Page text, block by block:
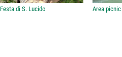
Festa di S. Lucido Area